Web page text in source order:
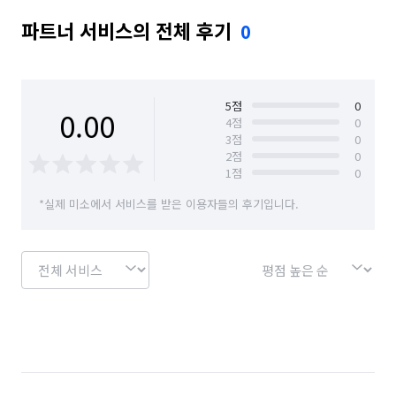
파트너 서비스의 전체 후기 0
0.00 5점
0
4점
0
3점
0
2점
0
1점
0
*실제 미소에서 서비스를 받은 이용자들의 후기입니다.